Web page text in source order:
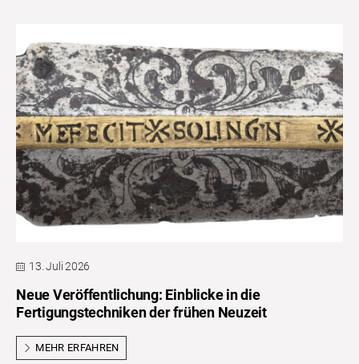
13. Juli 2026
Neue Veröffentlichung: Einblicke in die
Fertigungstechniken der frühen Neuzeit
MEHR ERFAHREN